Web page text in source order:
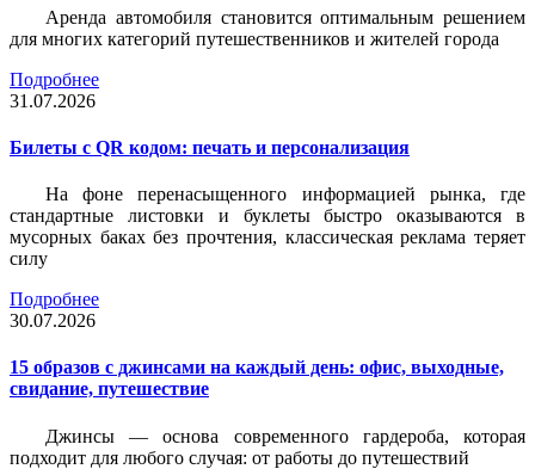
Аренда автомобиля становится оптимальным решением
для многих категорий путешественников и жителей города
Подробнее
31.07.2026
Билеты c QR кодом: печать и персонализация
На фоне перенасыщенного информацией рынка, где
стандартные листовки и буклеты быстро оказываются в
мусорных баках без прочтения, классическая реклама теряет
силу
Подробнее
30.07.2026
15 образов с джинсами на каждый день: офис, выходные,
свидание, путешествие
Джинсы — основа современного гардероба, которая
подходит для любого случая: от работы до путешествий